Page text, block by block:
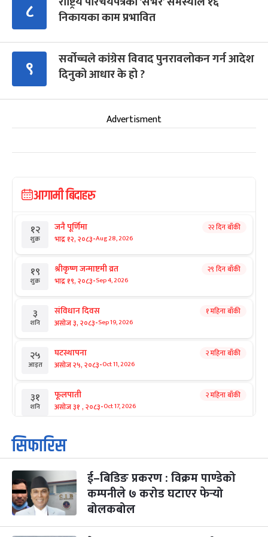
८
निकायका काम प्रभावित
९
सर्वोच्चले कांग्रेस विवाद पुनरावलोकन गर्न आदेश
दिनुको आधार के हो ?
Advertisment
आगामी बिदाहरु
१२
शुक्र
जनै पूर्णिमा
भाद्र १२, २०८३-Aug 28, 2026
२२ दिन बाँकी
१९
शुक्र
श्रीकृष्ण जन्माष्टमी व्रत
भाद्र १९, २०८३-Sep 4, 2026
२९ दिन बाँकी
३
शनि
संविधान दिवस
असोज ३, २०८३-Sep 19, 2026
१ महिना बाँकी
२५
आइत
घटस्थापना
असोज २५, २०८३-Oct 11, 2026
२ महिना बाँकी
३१
शनि
फूलपाती
असोज ३१ , २०८३-Oct 17, 2026
२ महिना बाँकी
१
आइत
कार्तिक सङ्क्रान्ति
कार्तिक १, २०८३
३
मंगल
महानवमी
कार्तिक ३, २०८३-Oct 20, 2026
२ महिना बाँकी
४
सिफारिस
ई–बिडिङ प्रकरण : विक्रम पाण्डेको
कम्पनीले ७ करोड घटाएर फेर्‍यो
बोलकबोल